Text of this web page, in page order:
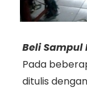
Beli Sampul
Pada
ditulis